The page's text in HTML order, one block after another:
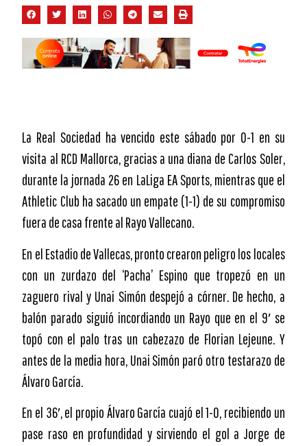
La Real Sociedad ha vencido este sábado por 0-1 en su
visita al RCD Mallorca, gracias a una diana de Carlos Soler,
durante la jornada 26 en LaLiga EA Sports, mientras que el
Athletic Club ha sacado un empate (1-1) de su compromiso
fuera de casa frente al Rayo Vallecano.
En el Estadio de Vallecas, pronto crearon peligro los locales
con un zurdazo del ‘Pacha’ Espino que tropezó en un
zaguero rival y Unai Simón despejó a córner. De hecho, a
balón parado siguió incordiando un Rayo que en el 9′ se
topó con el palo tras un cabezazo de Florian Lejeune. Y
antes de la media hora, Unai Simón paró otro testarazo de
Álvaro García.
En el 36′, el propio Álvaro García cuajó el 1-0, recibiendo un
pase raso en profundidad y sirviendo el gol a Jorge de